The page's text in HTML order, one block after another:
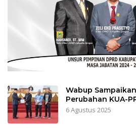
Wabup
Perubahan KUA-
6 Agustus 2025